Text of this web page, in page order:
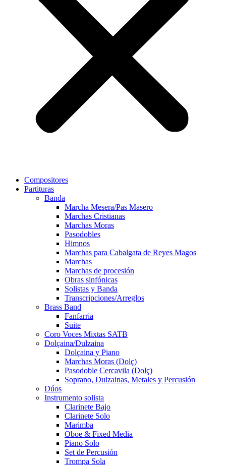
Compositores
Partituras
Banda
Marcha Mesera/Pas Masero
Marchas Cristianas
Marchas Moras
Pasodobles
Himnos
Marchas para Cabalgata de Reyes Magos
Marchas
Marchas de procesión
Obras sinfónicas
Solistas y Banda
Transcripciones/Arreglos
Brass Band
Fanfarria
Suite
Coro Voces Mixtas SATB
Dolçaina/Dulzaina
Dolçaina y Piano
Marchas Moras (Dolç)
Pasodoble Cercavila (Dolç)
Soprano, Dulzainas, Metales y Percusión
Dúos
Instrumento solista
Clarinete Bajo
Clarinete Solo
Marimba
Oboe & Fixed Media
Piano Solo
Set de Percusión
Trompa Sola